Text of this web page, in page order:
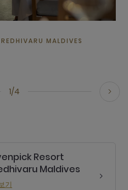
1/4
MALDIVES
Resort
Maldives
기